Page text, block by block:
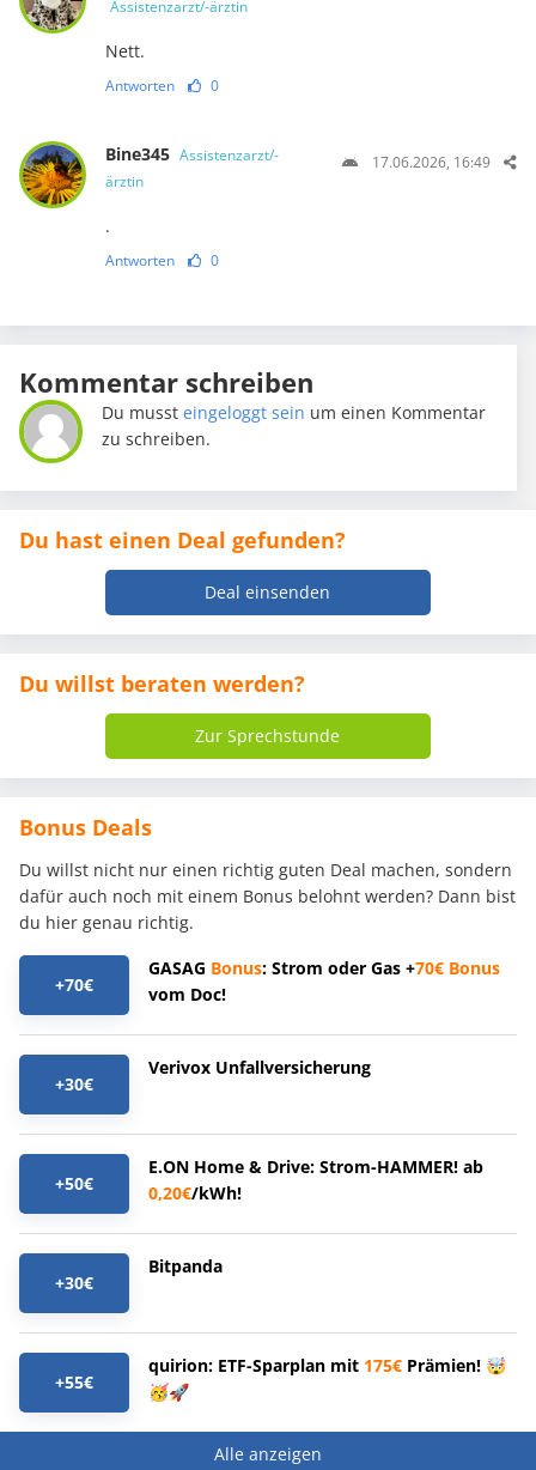
Assistenzarzt/-ärztin
Nett.
Antworten 0
Bine345 Assistenzarzt/-
ärztin
17.06.2026, 16:49
.
Antworten 0
Kommentar schreiben
Du mussteingeloggt sein um einen Kommentar
zu schreiben.
Du hast einen Deal gefunden?
Deal einsenden
Du willst beraten werden?
Zur Sprechstunde
Bonus Deals
Du willst nicht nur einen richtig guten Deal machen, sondern
dafür auch noch mit einem Bonus belohnt werden? Dann bist
du hier genau richtig.
+70€
GASAG Bonus: Strom oder Gas +70€ Bonus
vom Doc!
+30€
Verivox Unfallversicherung
+50€
E.ON Home & Drive: Strom-HAMMER! ab
0,20€/kWh!
+30€
Bitpanda
+55€
quirion: ETF-Sparplan mit 175€ Prämien! 🤯
🥳🚀
Alle anzeigen